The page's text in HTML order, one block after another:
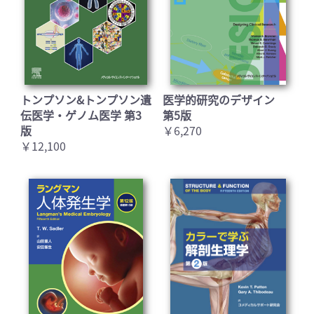
トンプソン&トンプソン遺
伝医学・ゲノム医学 第3
版
￥12,100
医学的研究のデザイン
第5版
￥6,270